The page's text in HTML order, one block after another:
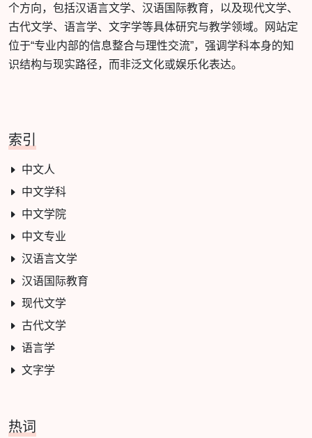
个方向，包括汉语言文学、汉语国际教育，以及现代文学、
古代文学、语言学、文字学等具体研究与教学领域。网站定
位于“专业内部的信息整合与理性交流”，强调学科本身的知
识结构与现实路径，而非泛文化或娱乐化表达。
索引
中文人
中文学科
中文学院
中文专业
汉语言文学
汉语国际教育
现代文学
古代文学
语言学
文字学
热词